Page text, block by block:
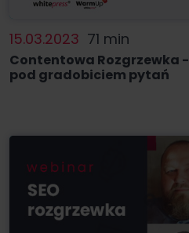
15.03.2023 71 min
Contentowa Rozgrzewka
pod gradobiciem pytań